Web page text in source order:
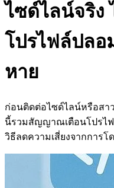
ไซด์ไลน์จริง
โปรไฟล์ปลอ
หาย
ก่อนติดต่อไซด์ไลน์หรือสา
นี้รวมสัญญาณเตือนโปรไ
วิธีลดความเสี่ยงจากการโ